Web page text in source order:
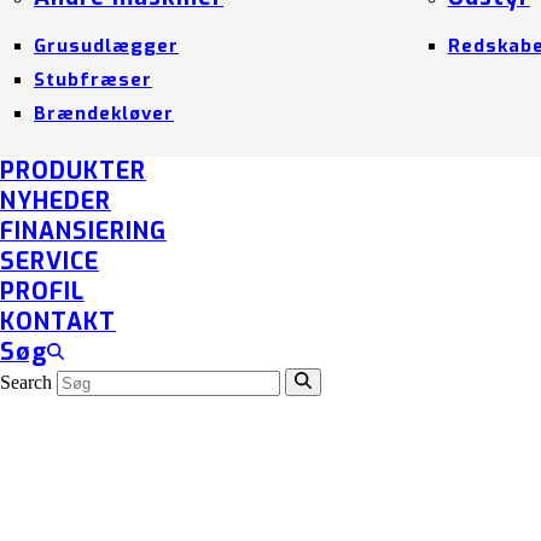
Grusudlægger
Stubfræser
Brændekløver
PRODUKTER
NYHEDER
FINANSIERING
SERVICE
PROFIL
KONTAKT
Søg
Search